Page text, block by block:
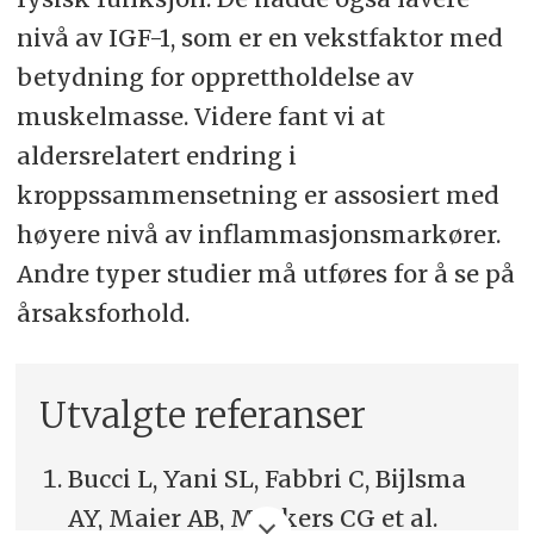
nivå av IGF-1, som er en vekstfaktor med
betydning for opprettholdelse av
muskelmasse. Videre fant vi at
aldersrelatert endring i
kroppssammensetning er assosiert med
høyere nivå av inflammasjonsmarkører.
Andre typer studier må utføres for å se på
årsaksforhold.
Utvalgte referanser
Bucci L, Yani SL, Fabbri C, Bijlsma
AY, Maier AB, Meskers CG et al.